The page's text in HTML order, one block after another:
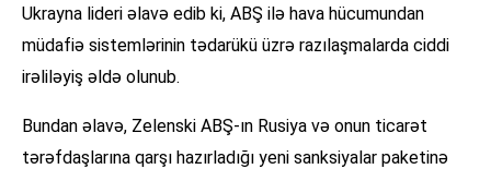
Ukrayna lideri əlavə edib ki, ABŞ ilə hava hücumundan
müdafiə sistemlərinin tədarükü üzrə razılaşmalarda ciddi
irəliləyiş əldə olunub.
Bundan əlavə, Zelenski ABŞ-ın Rusiya və onun ticarət
tərəfdaşlarına qarşı hazırladığı yeni sanksiyalar paketinə